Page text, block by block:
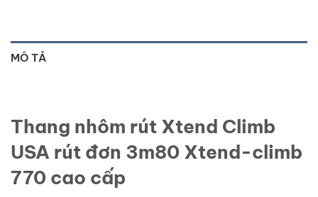
MÔ TẢ
Thang nhôm rút Xtend Climb
USA rút đơn 3m80 Xtend-climb
770 cao cấp